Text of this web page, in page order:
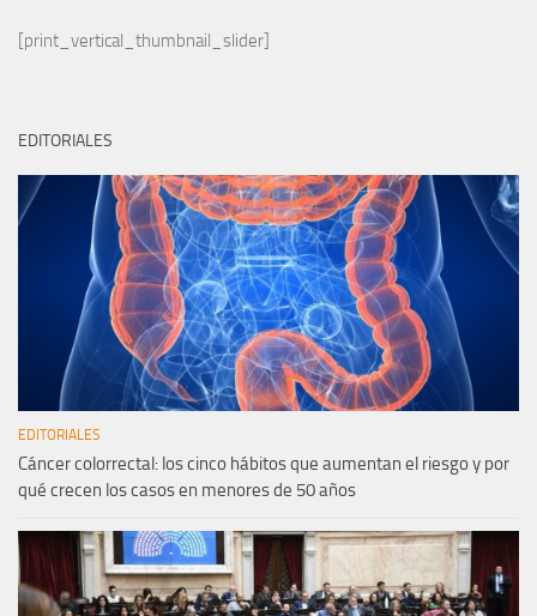
[print_vertical_thumbnail_slider]
EDITORIALES
EDITORIALES
Cáncer colorrectal: los cinco hábitos que aumentan el riesgo y por
qué crecen los casos en menores de 50 años